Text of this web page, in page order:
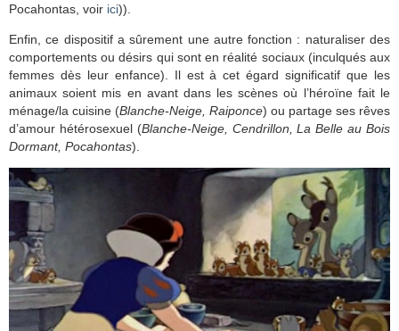
Pocahontas, voir ici)).
Enfin, ce dispositif a sûrement une autre fonction : naturaliser des
comportements ou désirs qui sont en réalité sociaux (inculqués aux
femmes dès leur enfance). Il est à cet égard significatif que les
animaux soient mis en avant dans les scènes où l’héroïne fait le
ménage/la cuisine (Blanche-Neige, Raiponce) ou partage ses rêves
d’amour hétérosexuel (Blanche-Neige, Cendrillon, La Belle au Bois
Dormant, Pocahontas).